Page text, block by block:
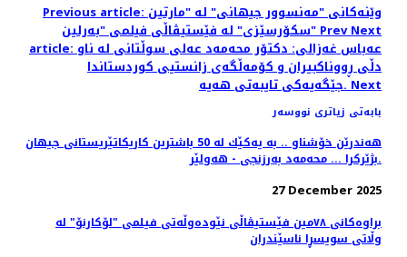
Previous article: وێنەکانی "مەنسوور جیهانی" له‌ "مارتین
سکۆرسێزی" لە فێستیڤاڵی فیلمی "بەرلین"PrevNext
article: عه‌باس غه‌زالی: دکتۆر محەمەد عەلی سوڵتانی لە ناو
دڵی ڕووناکبیران و کۆمەڵگەی زانستیی کوردستاندا
جێگەیەکی تایبەتی هەیە.Next
بابەتی زیاتری نووسەر
هه‌ندرێن خۆشناو .. به‌ یه‌كێك له‌ 50 باشترین كاریكاتێریستانی جیهان
بژێركرا ... محه‌مه‌د به‌رزنجی - هه‌ولێر.
27 December 2025
براوه‌کانی ٧٨مین فێستیڤاڵی نێوده‌وڵه‌تی فیلمی "لۆکارنۆ" له
وڵاتی سویسڕا ناسێندران